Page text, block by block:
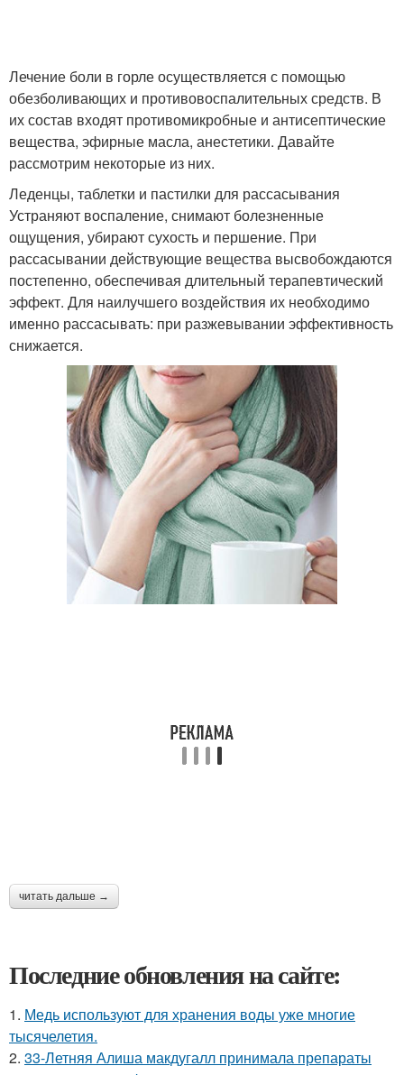
Лечение боли в горле осуществляется с помощью
обезболивающих и противовоспалительных средств. В
их состав входят противомикробные и антисептические
вещества, эфирные масла, анестетики. Давайте
рассмотрим некоторые из них.
Леденцы, таблетки и пастилки для рассасывания
Устраняют воспаление, снимают болезненные
ощущения, убирают сухость и першение. При
рассасывании действующие вещества высвобождаются
постепенно, обеспечивая длительный терапевтический
эффект. Для наилучшего воздействия их необходимо
именно рассасывать: при разжевывании эффективность
снижается.
читать дальше →
Последние обновления на сайте:
1. Медь используют для хранения воды уже многие
тысячелетия.
2. 33-Летняя Алиша макдугалл принимала препараты